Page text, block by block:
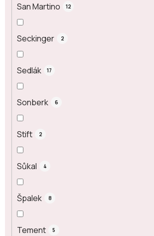
San Martino 12
Seckinger 2
Sedlák 17
Sonberk 6
Stift 2
Sůkal 4
Špalek 8
Tement 5